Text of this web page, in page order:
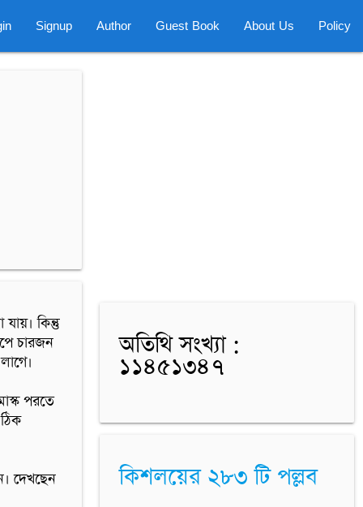
Signup Author Guest Book About Us Policy
কিন্তু
চারজন
পরতে
দেখছেন
অতিথি সংখ্যা :
১১৪৫১৩৪৭
কিশলয়ের ২৮৩ টি পল্লব